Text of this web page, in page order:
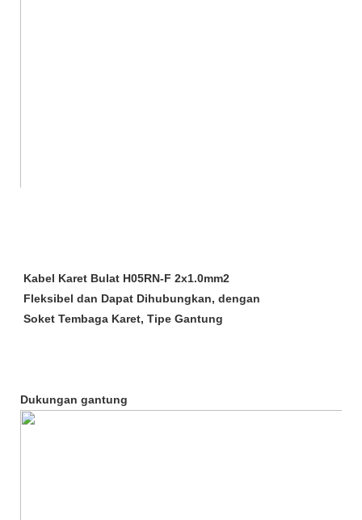
Kabel Karet Bulat H05RN-F 2x1.0mm2
Fleksibel dan Dapat Dihubungkan, dengan
Soket Tembaga Karet, Tipe Gantung
Dukungan gantung